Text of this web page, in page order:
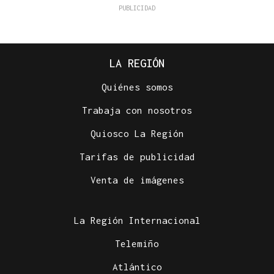
LA REGIÓN
Quiénes somos
Trabaja con nosotros
Quiosco La Región
Tarifas de publicidad
Venta de imágenes
La Región Internacional
Telemiño
Atlántico